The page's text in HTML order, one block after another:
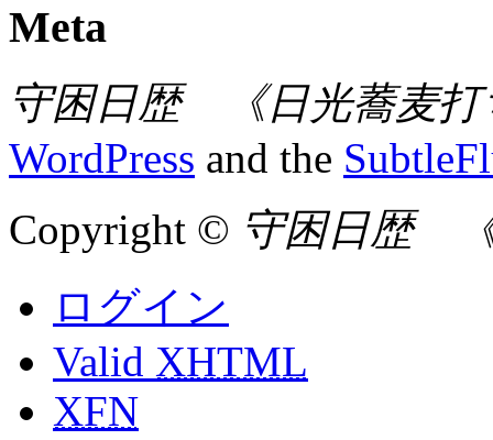
Meta
守困日歴 《日光蕎麦打
WordPress and the
Copyright © 守困日歴
ログイン
Valid XHTML
XFN